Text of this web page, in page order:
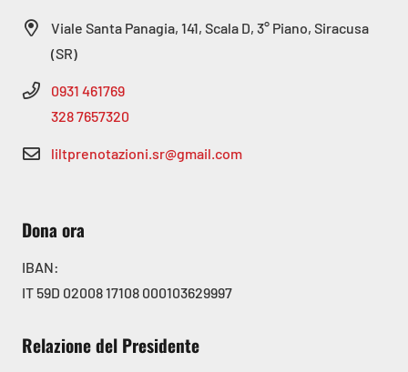
Viale Santa Panagia, 141, Scala D, 3° Piano, Siracusa
(SR)
0931 461769
328 7657320
liltprenotazioni.sr@gmail.com
Dona ora
IBAN:
IT 59D 02008 17108 000103629997
Relazione del Presidente